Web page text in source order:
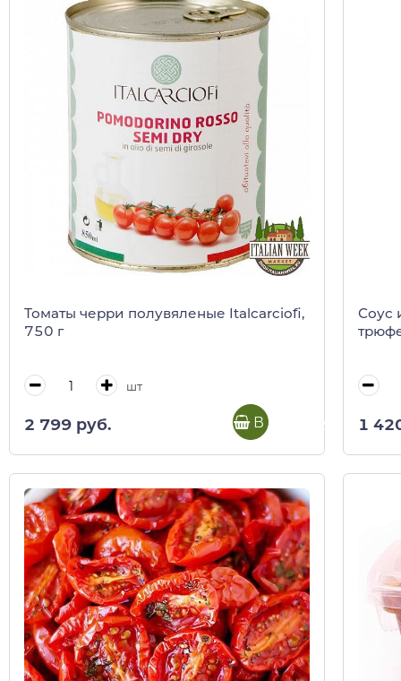
Томаты черри полувяленые Italcarciofi,
750 г
шт
2 799 руб. В корзину
Соус
1